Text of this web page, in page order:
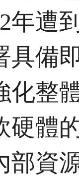
年遭
具備
化整
硬體
部資